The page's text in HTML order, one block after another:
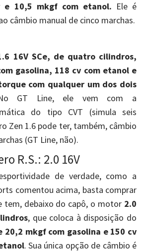
e 10,5 mkgf com etanol. Ele é
câmbio manual de cinco marchas.
16V SCe, de quatro cilindros,
gasolina, 118 cv com etanol e
com qualquer um dos dois
GT Line, ele vem com a
do tipo CVT (simula seis
Zen 1.6 pode ter, também, câmbio
(GT Line, não).
R.S.: 2.0 16V
de verdade, como a
comentou acima, basta comprar
tem, debaixo do capô, o motor 2.0
, que coloca à disposição do
20,2 mkgf com gasolina e 150 cv
. Sua única opção de câmbio é